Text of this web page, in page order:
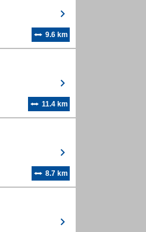
9.6 km
11.4 km
8.7 km